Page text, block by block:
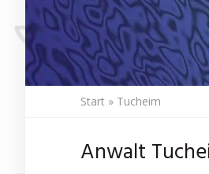
Start » Tucheim
Anwalt